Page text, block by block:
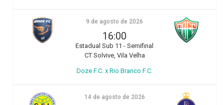
9 de agosto de 2026
16:00
Estadual Sub 11 - Semifinal
CT Solvive, Vila Velha
Doze F.C. x Rio Branco F.C.
14 de agosto de 2026